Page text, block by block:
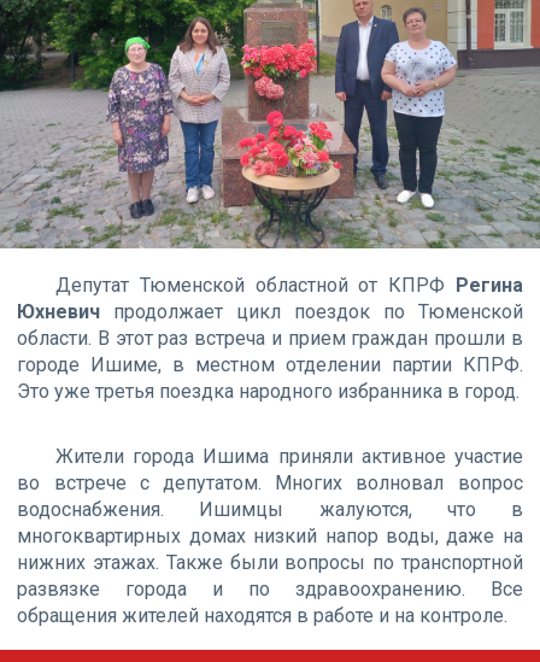
Депутат Тюменской областной от КПРФ Регина
Юхневич продолжает цикл поездок по Тюменской
области. В этот раз встреча и прием граждан прошли в
городе Ишиме, в местном отделении партии КПРФ.
Это уже третья поездка народного избранника в город.
Жители города Ишима приняли активное участие
во встрече с депутатом. Многих волновал вопрос
водоснабжения. Ишимцы жалуются, что в
многоквартирных домах низкий напор воды, даже на
нижних этажах. Также были вопросы по транспортной
развязке города и по здравоохранению. Все
обращения жителей находятся в работе и на контроле.